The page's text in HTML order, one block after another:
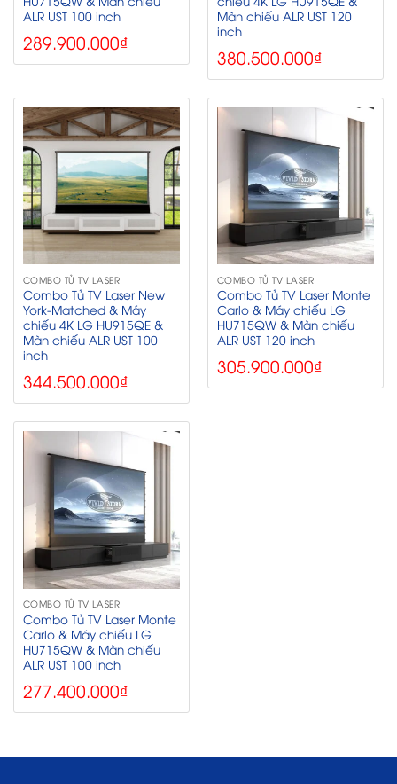
ALR UST 100 inch
289.900.000₫
Màn chiếu ALR UST 120
inch
380.500.000₫
COMBO TỦ TV LASER
Combo Tủ TV Laser New
York-Matched & Máy
chiếu 4K LG HU915QE &
Màn chiếu ALR UST 100
inch
344.500.000₫
COMBO TỦ TV LASER
Combo Tủ TV Laser Monte
Carlo & Máy chiếu LG
HU715QW & Màn chiếu
ALR UST 120 inch
305.900.000₫
COMBO TỦ TV LASER
Combo Tủ TV Laser Monte
Carlo & Máy chiếu LG
HU715QW & Màn chiếu
ALR UST 100 inch
277.400.000₫